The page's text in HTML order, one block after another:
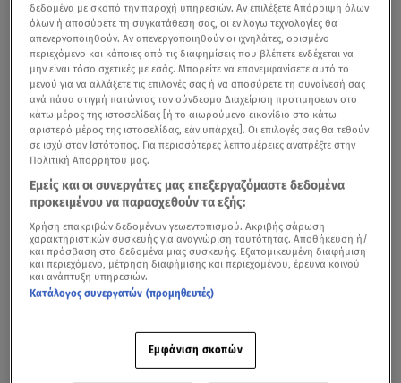
Παγκόσμιος συναγερμός για τη μετάλλαξη Δέλτα. βίντεο από δελτίο του
δεδομένα με σκοπό την παροχή υπηρεσιών. Αν επιλέξετε Απόρριψη όλων
όλων ή αποσύρετε τη συγκατάθεσή σας, οι εν λόγω τεχνολογίες θα
απενεργοποιηθούν. Αν απενεργοποιηθούν οι ιχνηλάτες, ορισμένο
περιεχόμενο και κάποιες από τις διαφημίσεις που βλέπετε ενδέχεται να
μην είναι τόσο σχετικές με εσάς. Μπορείτε να επανεμφανίσετε αυτό το
μενού για να αλλάξετε τις επιλογές σας ή να αποσύρετε τη συναίνεσή σας
ανά πάσα στιγμή πατώντας τον σύνδεσμο Διαχείριση προτιμήσεων στο
κάτω μέρος της ιστοσελίδας [ή το αιωρούμενο εικονίδιο στο κάτω
αριστερό μέρος της ιστοσελίδας, εάν υπάρχει]. Οι επιλογές σας θα τεθούν
σε ισχύ στον Ιστότοπος. Για περισσότερες λεπτομέρειες ανατρέξτε στην
Πολιτική Απορρήτου μας.
Εμείς και οι συνεργάτες μας επεξεργαζόμαστε δεδομένα
προκειμένου να παρασχεθούν τα εξής:
Χρήση επακριβών δεδομένων γεωεντοπισμού. Ακριβής σάρωση
χαρακτηριστικών συσκευής για αναγνώριση ταυτότητας. Αποθήκευση ή/
και πρόσβαση στα δεδομένα μιας συσκευής. Εξατομικευμένη διαφήμιση
και περιεχόμενο, μέτρηση διαφήμισης και περιεχομένου, έρευνα κοινού
και ανάπτυξη υπηρεσιών.
Κατάλογος συνεργατών (προμηθευτές)
Εμφάνιση σκοπών